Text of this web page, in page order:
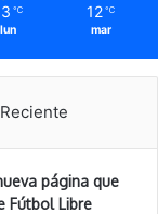
℃
lun
12 ℃
mar
Reciente
página que
Fútbol Libre